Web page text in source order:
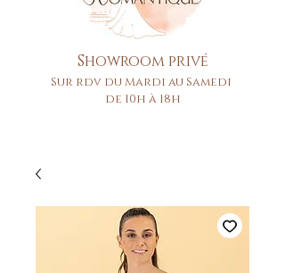
Showroom privé
Sur rdv du Mardi au Samedi
de 10h à 18h